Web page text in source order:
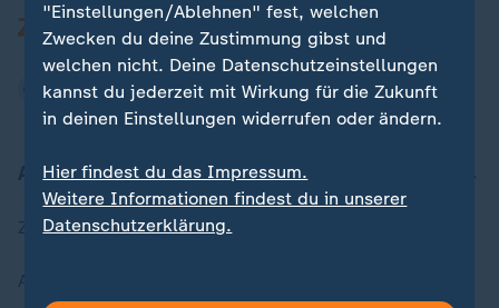
Aktuell bei ZDFheute
Zuletzt veröffentlicht
"Einstellungen/Ablehnen" fest, welchen
Zwecken du deine Zustimmung gibst und
welchen nicht. Deine Datenschutzeinstellungen
kannst du jederzeit mit Wirkung für die Zukunft
in deinen Einstellungen widerrufen oder ändern.
Hier findest du das Impressum.
Weitere Informationen findest du in unserer
Datenschutzerklärung.